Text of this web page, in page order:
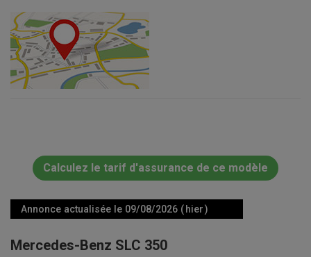
Calculez le tarif d'assurance de ce modèle
Annonce actualisée le 09/08/2026 ( hier )
Mercedes-Benz SLC 350